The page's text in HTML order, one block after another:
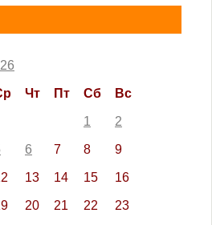
Чт Пт Сб Вс
1 2
6 7 8 9
13 14 15 16
20 21 22 23